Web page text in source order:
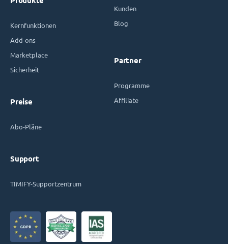
Kernfunktionen
Add-ons
Marketplace
Sicherheit
Preise
Abo-Pläne
Support
TIMIFY-Supportzentrum
Kunden
Blog
Partner
Programme
Affiliate